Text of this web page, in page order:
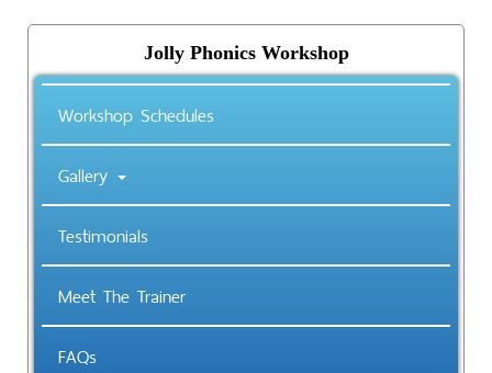
Jolly Phonics Workshop
Workshop Schedules
Gallery
Testimonials
Meet The Trainer
FAQs